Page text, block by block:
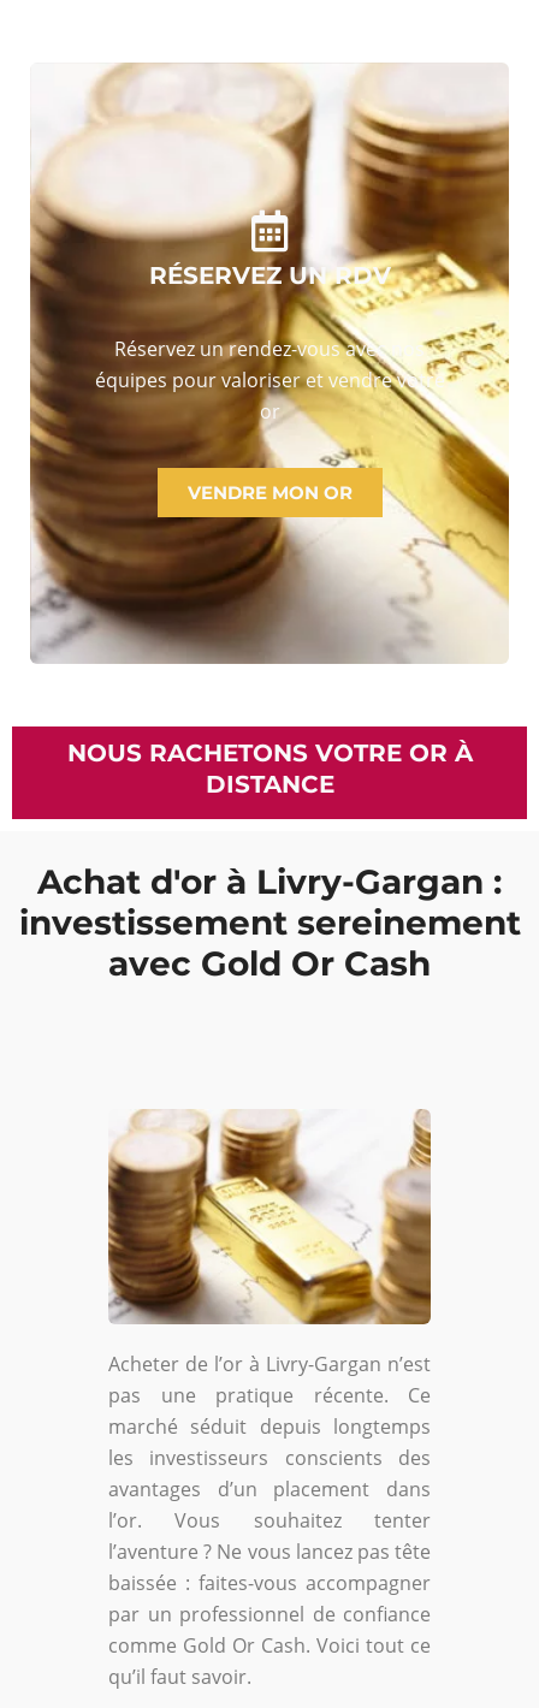
RÉSERVEZ UN RDV
Réservez un rendez-vous avec nos
équipes pour valoriser et vendre votre
or
VENDRE MON OR
NOUS RACHETONS VOTRE OR À
DISTANCE
Achat d'or à Livry-Gargan :
investissement sereinement
avec Gold Or Cash
Acheter de l’or à Livry-Gargan n’est
pas une pratique récente. Ce
marché séduit depuis longtemps
les investisseurs conscients des
avantages d’un placement dans
l’or. Vous souhaitez tenter
l’aventure ? Ne vous lancez pas tête
baissée : faites-vous accompagner
par un professionnel de confiance
comme Gold Or Cash. Voici tout ce
qu’il faut savoir.